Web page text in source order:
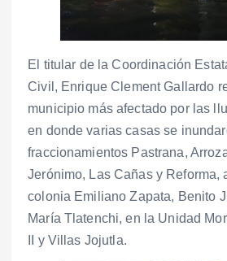
El titular de la Coordinación
Civil, Enrique Clement Gallardo
municipio más afectado por las
en donde varias casas se
fraccionamientos Pastrana,
Jerónimo, Las Cañas y Reforma,
colonia Emiliano Zapata, Benito
María Tlatenchi, en la Unidad
II y Villas Jojutla.